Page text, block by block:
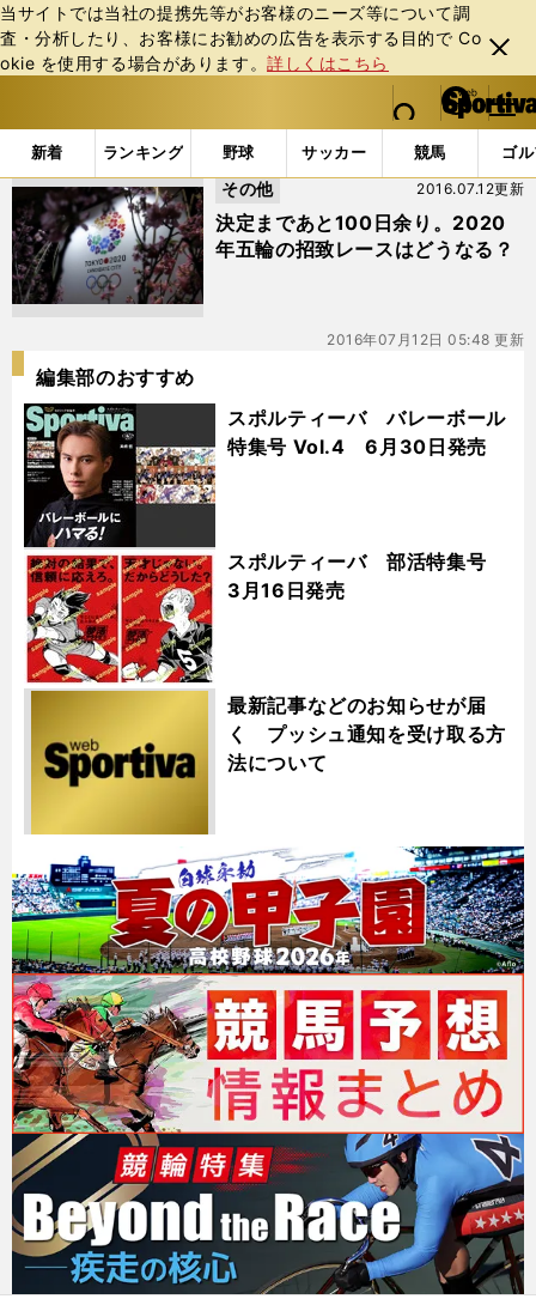
当サイトでは当社の提携先等がお客様のニーズ等について調
査・分析したり、お客様にお勧めの広告を表⽰する⽬的で Co
okie を使⽤する場合があります。詳しくはこちら
閉じ
る
web Sportiva (webスポルティーバ)
検索
マイペ
ー
ジ
メニュ
新着 ランキング 野球 サッカー 競馬 ゴ
b
ス
ポ
ル
テ
ィ
ー
「#五輪招致」の最新ニュース・ 情報
決定まであと100日余り。2020
年五輪の招致レースはどうなる？
2016.07.12更新
その他
2016年07月12日 05:48 更新
編集部のおすすめ
スポルティーバ バレーボール
特集号 Vol.4 6月30日発売
スポルティーバ 部活特集号
3月16日発売
最新記事などのお知らせが届
く プッシュ通知を受け取る方
法について